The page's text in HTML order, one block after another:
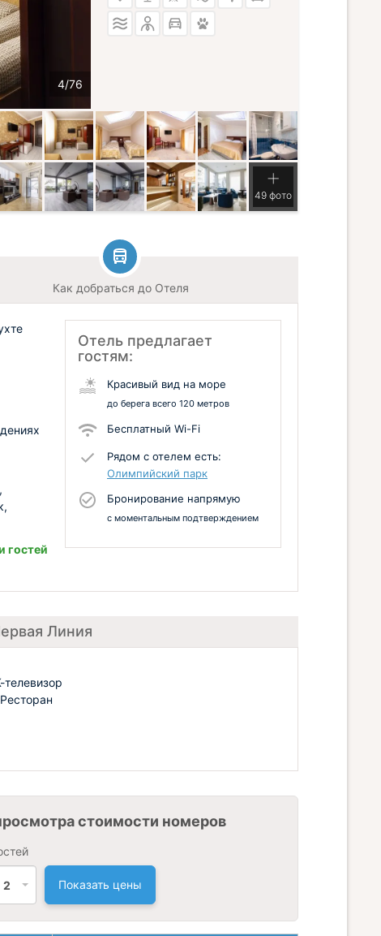
49 фото
Как добраться до Отеля
Отель предлагает
гостям:
Красивый вид на море
до берега всего 120 метров
Бесплатный Wi-Fi
Рядом с отелем есть:
Олимпийский парк
Бронирование напрямую
с моментальным подтверждением
гостей
Линия
стоимости номеров
2 Показать цены